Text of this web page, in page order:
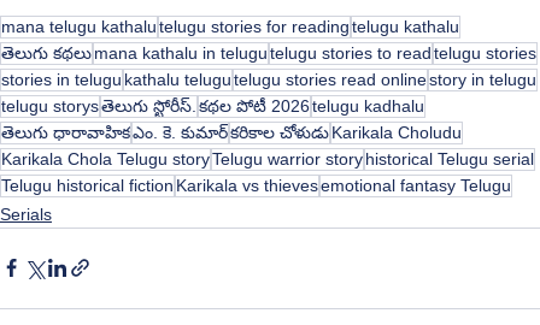
mana telugu kathalutelugu stories for readingtelugu kathalu
తెలుగు కథలుmana kathalu in telugutelugu stories to readtelugu stories
stories in telugu kathalu telugutelugu stories read onlinestory in telugu
telugu storysతెలుగు స్టోరీస్. కథల పోటీ 2026telugu kadhalu
తెలుగు ధారావాహికఎం. కె. కుమార్కరికాల చోళుడుKarikala Choludu
Karikala Chola Telugu storyTelugu warrior storyhistorical Telugu serial
Telugu historical fiction Karikala vs thievesemotional fantasy Telugu
Serials